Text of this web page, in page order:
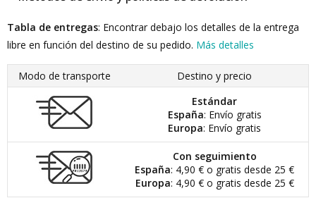
Tabla de entregas: Encontrar debajo los detalles de la entrega
libre en función del destino de su pedido. Más detalles
Modo de transporte
Destino y precio
Estándar
España: Envío gratis
Europa: Envío gratis
Con seguimiento
España: 4,90 € o gratis desde 25 €
Europa: 4,90 € o gratis desde 25 €